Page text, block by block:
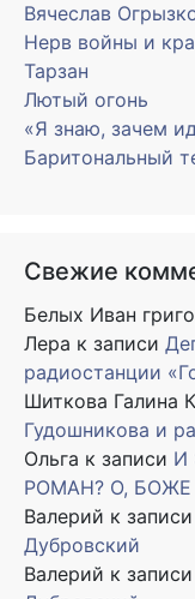
Вячеслав
Нерв войны и
Тарзан
Лютый огонь
«Я знаю, зачем
Баритональный
Свежие
Белых Иван
Лера к записи
радиостанции
Шиткова Галина
Гудошникова и
Ольга к записи И
РОМАН? О, БОЖЕ
Валерий к записи
Дубровский
Валерий к записи